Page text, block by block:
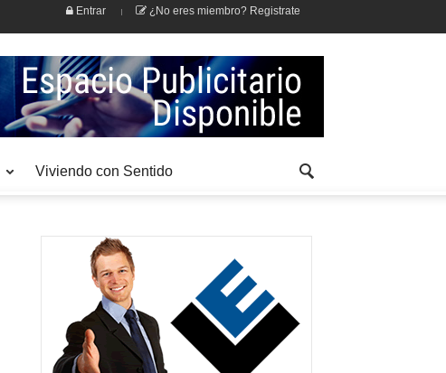
Entrar ¿No eres miembro? Registrate
Viviendo con Sentido